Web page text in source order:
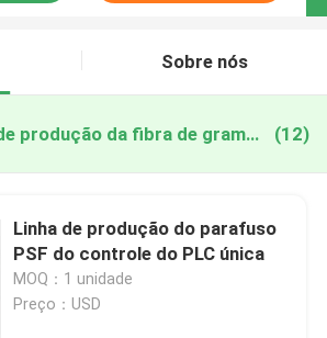
Sobre nós
China Linha de produção da fibra de grampo de poliéster (12)
Linha de produção do parafuso
PSF do controle do PLC única
MOQ：1 unidade
Preço：USD